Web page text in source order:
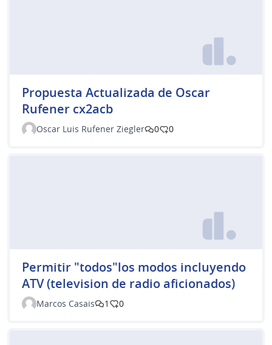
Propuesta Actualizada de Oscar
Rufener cx2acb
Oscar Luis Rufener Ziegler 0 0
Permitir "todos"los modos incluyendo
ATV (television de radio aficionados)
Marcos Casais 1 0